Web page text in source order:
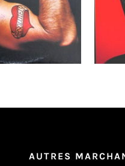
Détails
AUTRES